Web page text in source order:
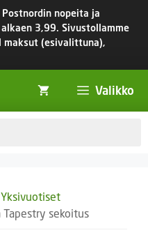
nopeita ja
alkaen 3,99. Sivustollamme
maksut (esivalittuna),
Valikko
Yksivuotiset
sekoitus